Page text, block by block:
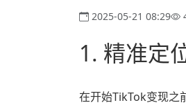
2025-05-21 08:29
1. 精准定
在开始TikTok变现之